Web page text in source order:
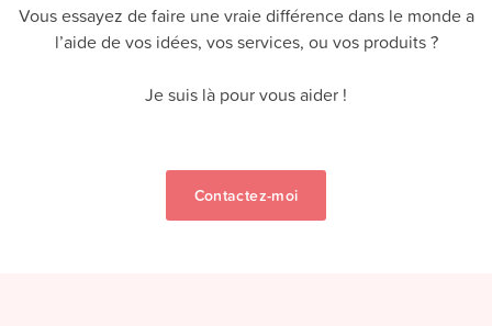
Vous essayez de faire une vraie différence dans le monde a
l’aide de vos idées, vos services, ou vos produits ?
Je suis là pour vous aider !
Contactez-moi